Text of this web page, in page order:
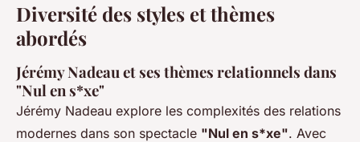
Diversité des styles et thèmes
abordés
Jérémy Nadeau et ses thèmes relationnels dans
"Nul en s*xe"
Jérémy Nadeau explore les complexités des relations
modernes dans son spectacle "Nul en s*xe". Avec